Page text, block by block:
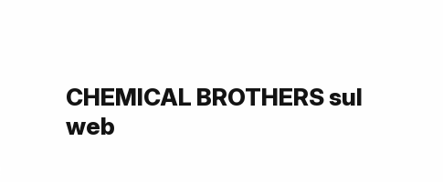
CHEMICAL BROTHERS sul
web